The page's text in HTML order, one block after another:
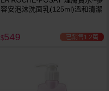
容安泡沫洗面乳(125ml)溫和清潔
$549 已銷售1.2萬